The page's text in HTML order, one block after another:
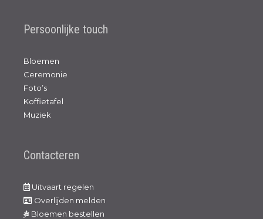
Persoonlijke touch
Bloemen
Ceremonie
Foto’s
Koffietafel
Muziek
Contacteren
Uitvaart regelen
Overlijden melden
Bloemen bestellen